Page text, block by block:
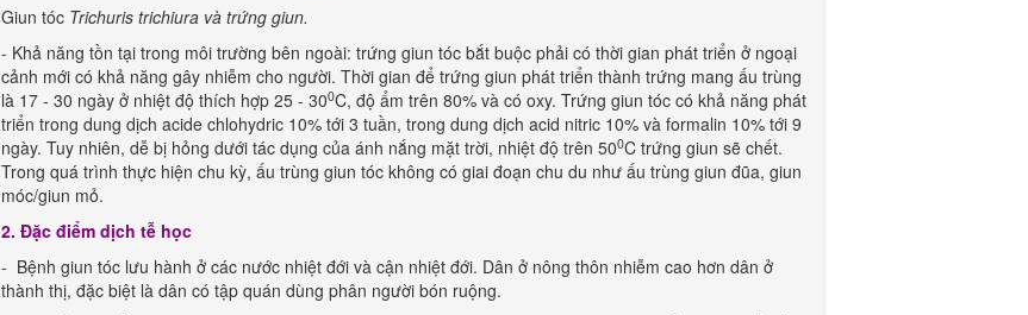
Giun tóc Trichuris trichiura và trứng giun.
- Khả năng tồn tại trong môi trường bên ngoài: trứng giun tóc bắt buộc phải có thời gian phát triển ở ngoại
cảnh mới có khả năng gây nhiễm cho người. Thời gian để trứng giun phát triển thành trứng mang ấu trùng
là 17 - 30 ngày ở nhiệt độ thích hợp 25 - 300C, độ ẩm trên 80% và có oxy. Trứng giun tóc có khả năng phát
triển trong dung dịch acide chlohydric 10% tới 3 tuần, trong dung dịch acid nitric 10% và formalin 10% tới 9
ngày. Tuy nhiên, dễ bị hỏng dưới tác dụng của ánh nắng mặt trời, nhiệt độ trên 500C trứng giun sẽ chết.
Trong quá trình thực hiện chu kỳ, ấu trùng giun tóc không có giai đoạn chu du như ấu trùng giun đũa, giun
móc/giun mỏ.
2. Đặc điểm dịch tễ học
- Bệnh giun tóc lưu hành ở các nước nhiệt đới và cận nhiệt đới. Dân ở nông thôn nhiễm cao hơn dân ở
thành thị, đặc biệt là dân có tập quán dùng phân người bón ruộng.